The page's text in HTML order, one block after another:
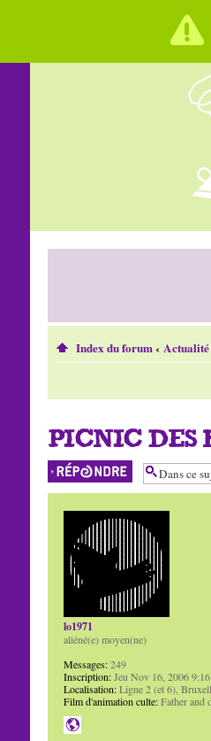
Index du forum‹ Actualité
PICNIC DES
Répondre
lo1971
aliéné(e) moyen(ne)
Messages:249
Inscription:Jeu Nov 16, 2006
Localisation:Ligne 2 (et 6),
Film d'animation culte:Father and